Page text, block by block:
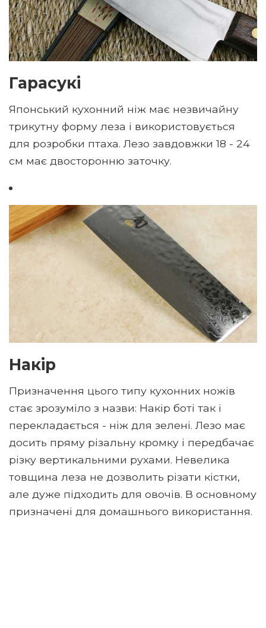
Гарасукі
Японський кухонний ніж має незвичайну
трикутну форму леза і використовується
для розробки птаха. Лезо завдовжки 18 - 24
см має двосторонню заточку.
Накір
Призначення цього типу кухонних ножів
стає зрозуміло з назви: Накір боті так і
перекладається - ніж для зелені. Лезо має
досить пряму різальну кромку і передбачає
різку вертикальними рухами. Невелика
товщина леза не дозволить різати кістки,
але дуже підходить для овочів. В основному
призначені для домашнього використання.